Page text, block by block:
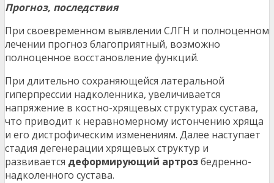
Прогноз, последствия
При своевременном выявлении СЛГН и полноценном
лечении прогноз благоприятный, возможно
полноценное восстановление функций.
При длительно сохраняющейся латеральной
гиперпрессии надколенника, увеличивается
напряжение в костно-хрящевых структурах сустава,
что приводит к неравномерному истончению хряща
и его дистрофическим изменениям. Далее наступает
стадия дегенерации хрящевых структур и
развивается деформирующий артрозбедренно-
надколенного сустава.